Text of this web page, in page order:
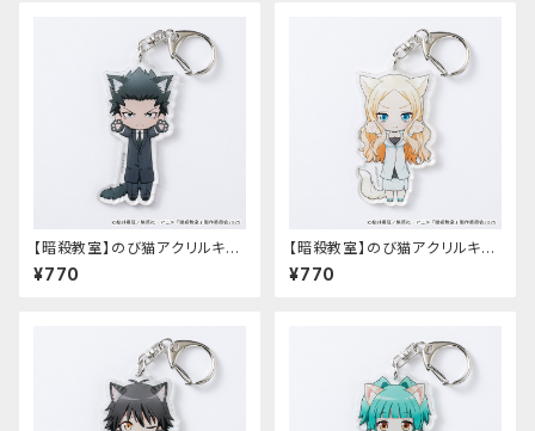
【暗殺教室】のび猫アクリルキー
ホルダー（烏間 惟臣）
¥770
【暗殺教室】のび猫アクリルキー
ホルダー（イリーナ・イェラビッ
チ）
¥770